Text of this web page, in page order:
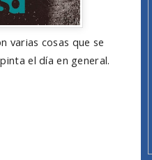
varias cosas que se
el día en general.